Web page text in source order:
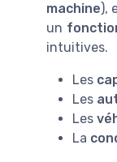
machine),
un
intuitives.
Les
Les
Les
La